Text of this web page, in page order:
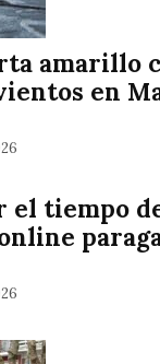
amarillo
en
el tiempo